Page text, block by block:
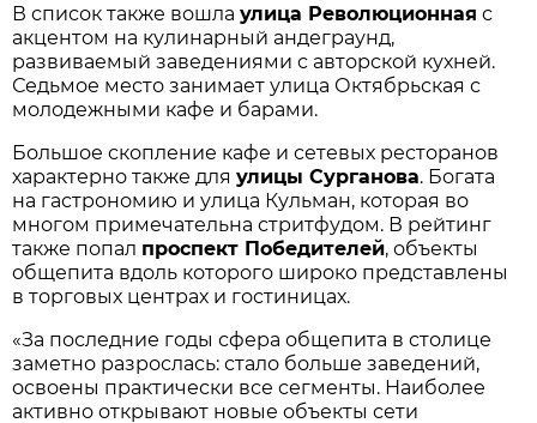
В список также вошлаулица Революционная с
акцентом на кулинарный андеграунд,
развиваемый заведениями с авторской кухней.
Седьмое место занимает улица Октябрьская с
молодежными кафе и барами.
Большое скопление кафе и сетевых ресторанов
характерно также дляулицы Сурганова. Богата
на гастрономию и улица Кульман, которая во
многом примечательна стритфудом. В рейтинг
также попал проспект Победителей, объекты
общепита вдоль которого широко представлены
в торговых центрах и гостиницах.
«За последние годы сфера общепита в столице
заметно разрослась: стало больше заведений,
освоены практически все сегменты. Наиболее
активно открывают новые объекты сети